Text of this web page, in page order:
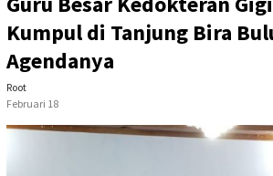
Kumpul di Tanjung Bira
Agendanya
Root
Februari 18